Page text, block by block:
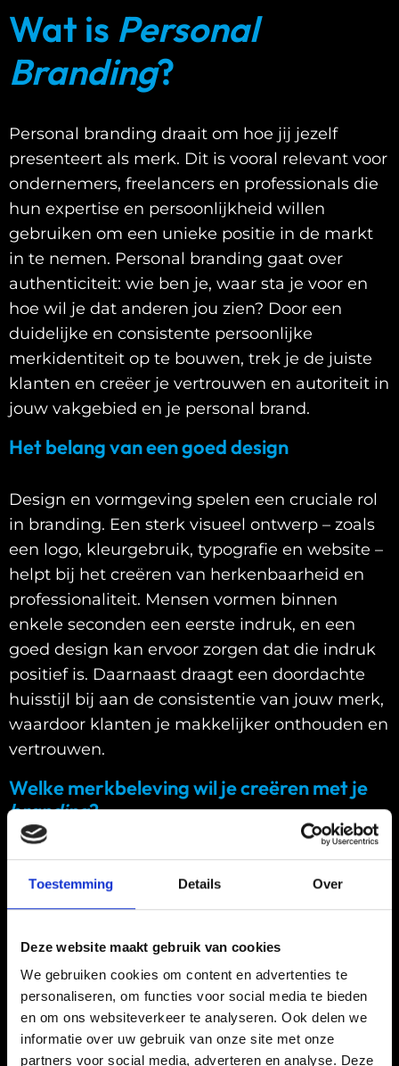
Toestemming Details Over
Deze website maakt gebruik van cookies
We gebruiken cookies om content en advertenties te
personaliseren, om functies voor social media te bieden
en om ons websiteverkeer te analyseren. Ook delen we
informatie over uw gebruik van onze site met onze
partners voor social media, adverteren en analyse. Deze
Wat is Personal
Branding?
Personal branding draait om hoe jij jezelf
presenteert als merk. Dit is vooral relevant voor
ondernemers, freelancers en professionals die
hun expertise en persoonlijkheid willen
gebruiken om een unieke positie in de markt
in te nemen. Personal branding gaat over
authenticiteit: wie ben je, waar sta je voor en
hoe wil je dat anderen jou zien? Door een
duidelijke en consistente persoonlijke
merkidentiteit op te bouwen, trek je de juiste
klanten en creëer je vertrouwen en autoriteit in
jouw vakgebied en je personal brand.
Het belang van een goed design
Design en vormgeving spelen een cruciale rol
in branding. Een sterk visueel ontwerp – zoals
een logo, kleurgebruik, typografie en website –
helpt bij het creëren van herkenbaarheid en
professionaliteit. Mensen vormen binnen
enkele seconden een eerste indruk, en een
goed design kan ervoor zorgen dat die indruk
positief is. Daarnaast draagt een doordachte
huisstijl bij aan de consistentie van jouw merk,
waardoor klanten je makkelijker onthouden en
vertrouwen.
Welke merkbeleving wil je creëren met je
branding?
Merkbeleving draait om de emoties en
associaties die klanten krijgen bij jouw merk.
Wil je een luxe en exclusieve uitstraling, of juist
een toegankelijke en speelse sfeer? Dit bepaalt
beelden je gebruikt en hoe je omgaat met je
klanten. Een sterke merkbeleving zorgt ervoor
dat mensen zich verbonden voelen met jouw